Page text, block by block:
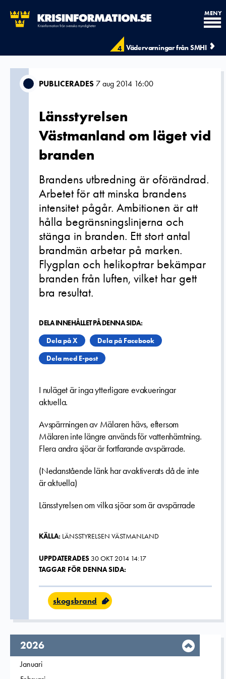
4 Vädervarningar från SMHI
MENY
PUBLICERADES 7 aug 2014 16:00
Länsstyrelsen
Västmanland om läget vid
branden
Brandens utbredning är oförändrad.
Arbetet för att minska brandens
intensitet pågår. Ambitionen är att
hålla begränsningslinjerna och
stänga in branden. Ett stort antal
brandmän arbetar på marken.
Flygplan och helikoptrar bekämpar
branden från luften, vilket har gett
bra resultat.
DELA INNEHÅLLET PÅ DENNA SIDA:
Dela på X
Dela på Facebook
Dela med E-post
I nuläget är inga ytterligare evakueringar
aktuella.
Avspärrningen av Mälaren hävs, eftersom
Mälaren inte längre används för vattenhämtning.
Flera andra sjöar är fortfarande avspärrade.
(Nedanstående länk har avaktiverats då de inte
är aktuella)
Länsstyrelsen om vilka sjöar som är avspärrade
KÄLLA: LÄNSSTYRELSEN VÄSTMANLAND
UPPDATERADES 30 OKT 2014 14:17
TAGGAR FÖR DENNA SIDA:
skogsbrand
År,
2026
Filtrera på
Januari